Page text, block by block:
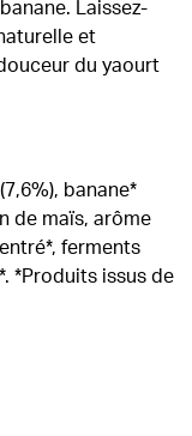
Laissez-
et
du yaourt
banane*
de maïs, arôme
ferments
*Produits issus de